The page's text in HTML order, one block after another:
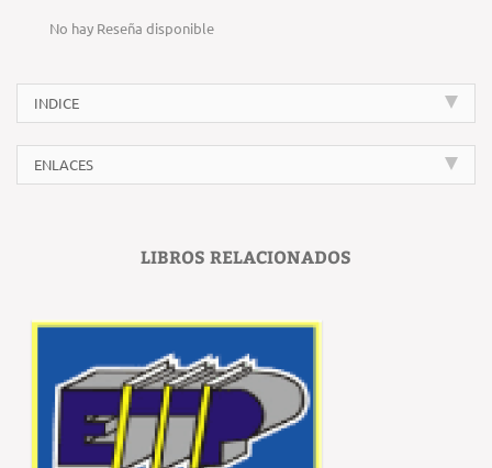
No hay Reseña disponible
INDICE
ENLACES
LIBROS RELACIONADOS